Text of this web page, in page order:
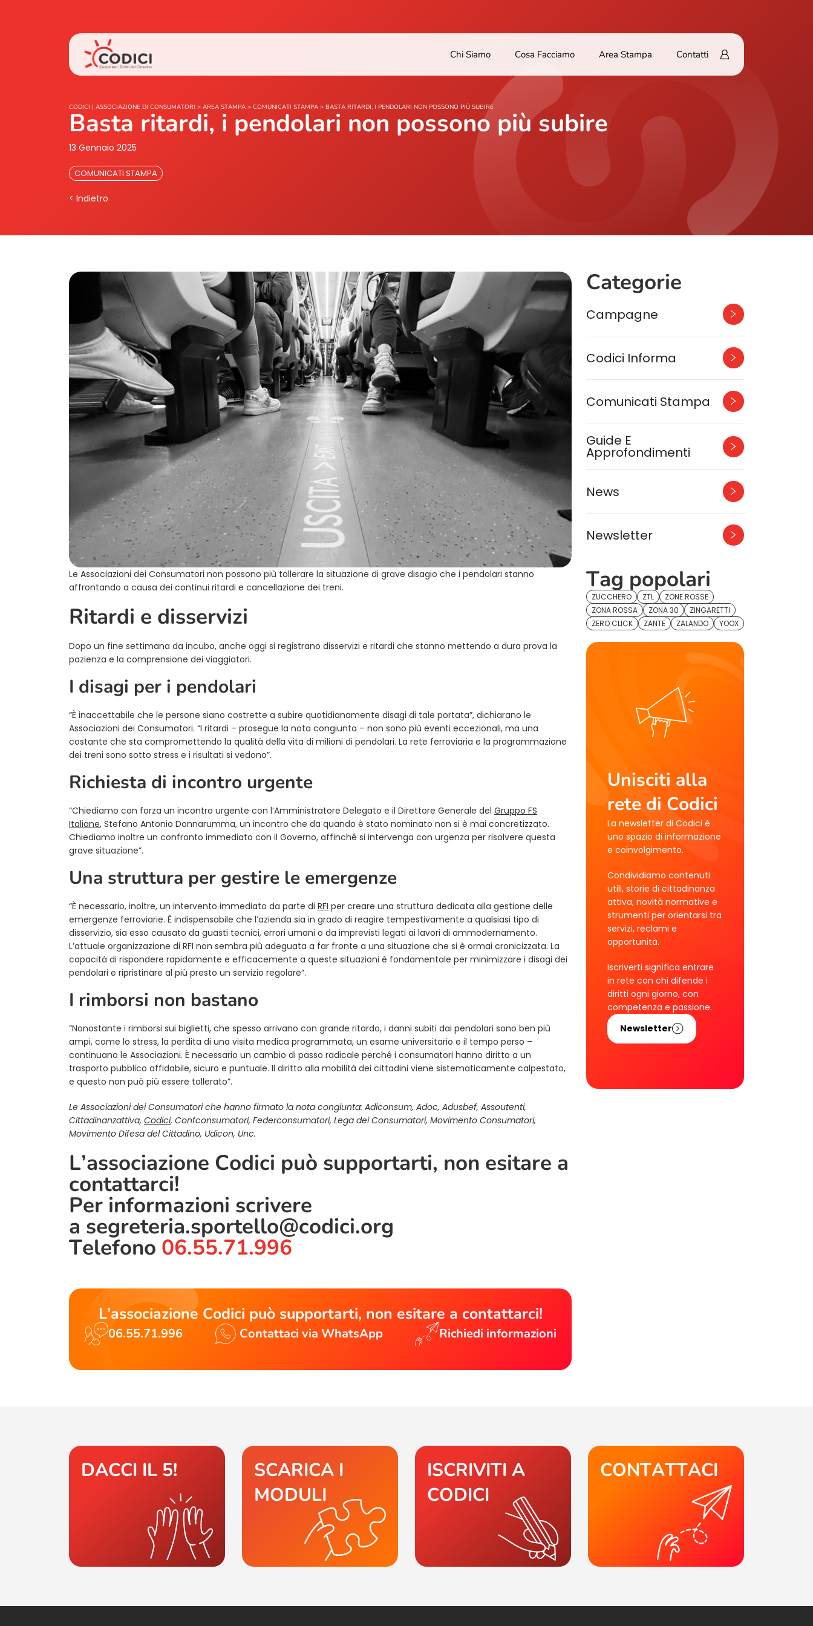
Chi Siamo Cosa Facciamo Area Stampa Contatti
CODICI | ASSOCIAZIONE DI CONSUMATORI > AREA STAMPA > COMUNICATI STAMPA > BASTA RITARDI, I PENDOLARI NON POSSONO PIÙ SUBIRE
Basta ritardi, i pendolari non possono più subire
13 Gennaio 2025
COMUNICATI STAMPA
< Indietro
Le Associazioni dei Consumatori non possono più tollerare la situazione di grave disagio che i pendolari stanno
affrontando a causa dei continui ritardi e cancellazione dei treni.
Ritardi e disservizi
Dopo un fine settimana da incubo, anche oggi si registrano disservizi e ritardi che stanno mettendo a dura prova la
pazienza e la comprensione dei viaggiatori.
I disagi per i pendolari
“È inaccettabile che le persone siano costrette a subire quotidianamente disagi di tale portata”, dichiarano le
Associazioni dei Consumatori. “I ritardi – prosegue la nota congiunta – non sono più eventi eccezionali, ma una
costante che sta compromettendo la qualità della vita di milioni di pendolari. La rete ferroviaria e la programmazione
dei treni sono sotto stress e i risultati si vedono”.
Richiesta di incontro urgente
“Chiediamo con forza un incontro urgente con l’Amministratore Delegato e il Direttore Generale del Gruppo FS
Italiane, Stefano Antonio Donnarumma, un incontro che da quando è stato nominato non si è mai concretizzato.
Chiediamo inoltre un confronto immediato con il Governo, affinché si intervenga con urgenza per risolvere questa
grave situazione”.
Una struttura per gestire le emergenze
“È necessario, inoltre, un intervento immediato da parte di RFI per creare una struttura dedicata alla gestione delle
emergenze ferroviarie. È indispensabile che l’azienda sia in grado di reagire tempestivamente a qualsiasi tipo di
disservizio, sia esso causato da guasti tecnici, errori umani o da imprevisti legati ai lavori di ammodernamento.
L’attuale organizzazione di RFI non sembra più adeguata a far fronte a una situazione che si è ormai cronicizzata. La
capacità di rispondere rapidamente e efficacemente a queste situazioni è fondamentale per minimizzare i disagi dei
pendolari e ripristinare al più presto un servizio regolare”.
I rimborsi non bastano
“Nonostante i rimborsi sui biglietti, che spesso arrivano con grande ritardo, i danni subiti dai pendolari sono ben più
ampi, come lo stress, la perdita di una visita medica programmata, un esame universitario e il tempo perso –
continuano le Associazioni. È necessario un cambio di passo radicale perché i consumatori hanno diritto a un
trasporto pubblico affidabile, sicuro e puntuale. Il diritto alla mobilità dei cittadini viene sistematicamente calpestato,
e questo non può più essere tollerato”.
Le Associazioni dei Consumatori che hanno firmato la nota congiunta: Adiconsum, Adoc, Adusbef, Assoutenti,
Cittadinanzattiva, Codici, Confconsumatori, Federconsumatori, Lega dei Consumatori, Movimento Consumatori,
Movimento Difesa del Cittadino, Udicon, Unc.
L’associazione Codici può supportarti, non esitare a
contattarci!
Per informazioni scrivere
a segreteria.sportello@codici.org
Telefono 06.55.71.996
L’associazione Codici può supportarti, non esitare a contattarci!
06.55.71.996 Contattaci via WhatsApp Richiedi informazioni
Categorie
Campagne
Codici Informa
Comunicati Stampa
Guide E
Approfondimenti
News
Newsletter
Tag popolari
ZUCCHERO ZTL
ZONE ROSSE
ZONA ROSSA
ZONA 30
ZINGARETTI
ZERO CLICK
ZANTE ZALANDO YOOX
Unisciti alla
rete di Codici
La newsletter di Codici è
uno spazio di informazione
e coinvolgimento.
Condividiamo contenuti
utili, storie di cittadinanza
attiva, novità normative e
strumenti per orientarsi tra
servizi, reclami e
opportunità.
Iscriverti significa entrare
in rete con chi difende i
diritti ogni giorno, con
competenza e passione.
Newsletter
DACCI IL 5!
SCARICA I
MODULI
ISCRIVITI A
CODICI
CONTATTACI